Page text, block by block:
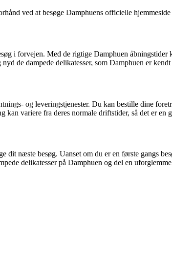
ved at besøge Damphuens officielle
i forvejen. Med de rigtige Damphuen
de dampede delikatesser, som Damphuen er kendt
og leveringstjenester. Du kan bestille dine
variere fra deres normale driftstider, så det er en
næste besøg. Uanset om du er en første gangs
delikatesser på Damphuen og del en